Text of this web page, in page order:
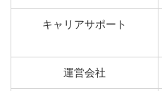
キャリアサポート
運営会社